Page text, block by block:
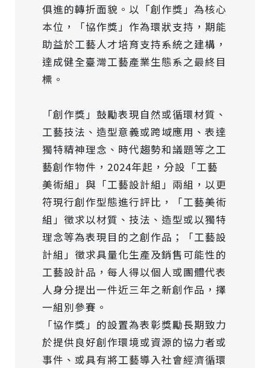
俱進的轉折面貌。以「創作獎」為核心
本位，「協作獎」作為環狀支持，期能
助益於工藝人才培育支持系統之建構，
達成健全臺灣工藝產業生態系之最終目
標。
「創作獎」鼓勵表現自然或循環材質、
工藝技法、造型意義或跨域應用、表達
獨特精神理念、時代趨勢和議題等之工
藝創作物件，2024年起，分設「工藝
美術組」與「工藝設計組」兩組，以更
符現行創作型態進行評比，「工藝美術
組」徵求以材質、技法、造型或以獨特
理念等為表現目的之創作品；「工藝設
計組」徵求具量化生產及銷售可能性的
工藝設計品，每人得以個人或團體代表
人身分提出一件近三年之新創作品，擇
一組別參賽。
「協作獎」的設置為表彰獎勵長期致力
於提供良好創作環境或資源的協力者或
事件、或具有將工藝導入社會經濟循環